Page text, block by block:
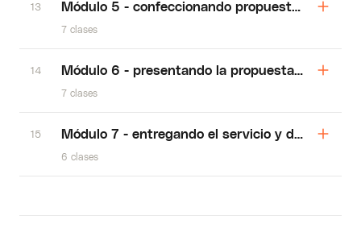
13 Módulo 5 - confeccionando propuesta y
7 clases
14 Módulo 6 - presentando la propuesta,
7 clases
15 Módulo 7 - entregando el servicio y dando
6 clases